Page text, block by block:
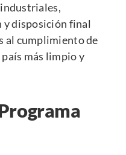
y disposición final
al cumplimiento de
país más limpio y